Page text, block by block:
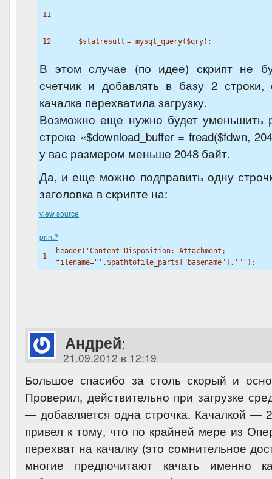
11
12 $statresult = mysql_query( $qry);
В этом случае (по идее) скрипт не
счетчик и добавлять в базу 2 строки,
качалка перехватила загрузку.
Возможно еще нужно будет уменьшить
строке «$download_buffer = fread($fdwn,
у вас размером меньше 2048 байт.
Да, и еще можно подправить одну
заголовка в скрипте на:
view source
print?
1
header( 'Content-Disposition: Attachment;
filename="' . $pathtofile_parts [" basename"].'" ');
Андрей:
21.09.2012 в 12:19
Большое спасибо за столь скорый и
Проверил, действительно при загрузке
— добавляется одна строчка. Качалкой —
привел к тому, что по крайней мере из
перехват на качалку (это сомнительное
многие предпочитают качать именно